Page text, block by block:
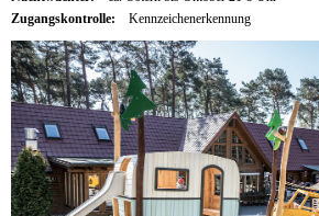
Zugangskontrolle:
Kennzeichenerkennung